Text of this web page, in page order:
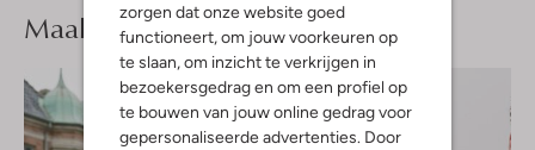
zorgen dat onze website goed
functioneert, om jouw voorkeuren op
te slaan, om inzicht te verkrijgen in
bezoekersgedrag en om een profiel op
te bouwen van jouw online gedrag voor
gepersonaliseerde advertenties. Door
Maak jelook compleet